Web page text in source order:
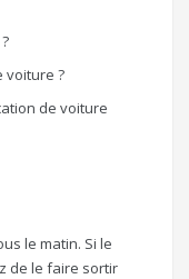
voiture ?
de voiture
le matin. Si le
de le faire sortir